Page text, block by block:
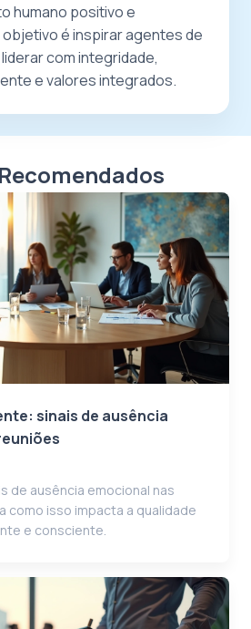
humano positivo e
é inspirar agentes de
com integridade,
e valores integrados.
sinais de ausência
de ausência emocional nas
como isso impacta a qualidade
e consciente.